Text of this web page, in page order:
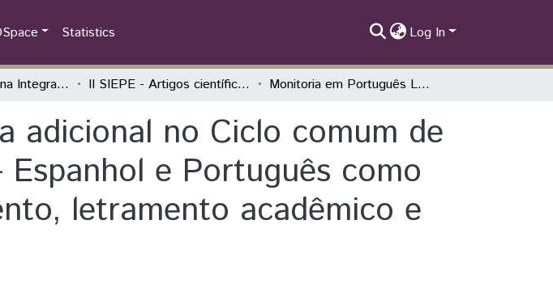
Statistics Log In
II SIEPE - Semana Integrada de Ensino, Pesquisa e Extensão II SIEPE - Artigos científicos Monitoria em Português Língua adicional no Ciclo comum de estudos e no curso de Letras - Espanhol e Português como Línguas estrangeiras: acolhimento, letramento acadêmico e experiências pedagógicas
adicional no Ciclo comum de
e Português como
letramento acadêmico e